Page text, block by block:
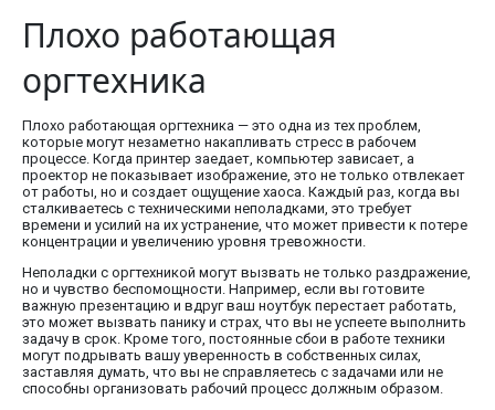
Плохо работающая
оргтехника
Плохо работающая оргтехника — это одна из тех проблем,
которые могут незаметно накапливать стресс в рабочем
процессе. Когда принтер заедает, компьютер зависает, а
проектор не показывает изображение, это не только отвлекает
от работы, но и создает ощущение хаоса. Каждый раз, когда вы
сталкиваетесь с техническими неполадками, это требует
времени и усилий на их устранение, что может привести к потере
концентрации и увеличению уровня тревожности.
Неполадки с оргтехникой могут вызвать не только раздражение,
но и чувство беспомощности. Например, если вы готовите
важную презентацию и вдруг ваш ноутбук перестает работать,
это может вызвать панику и страх, что вы не успеете выполнить
задачу в срок. Кроме того, постоянные сбои в работе техники
могут подрывать вашу уверенность в собственных силах,
заставляя думать, что вы не справляетесь с задачами или не
способны организовать рабочий процесс должным образом.